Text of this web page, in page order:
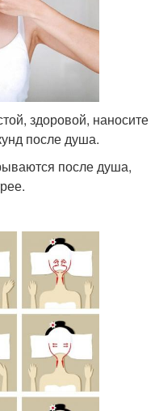
здоровой, наносите
после душа.
после душа,